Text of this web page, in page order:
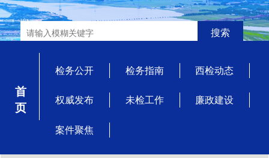
搜索
首 页
检务公开 检务指南 西检动态
权威发布 未检工作 廉政建设
案件聚焦